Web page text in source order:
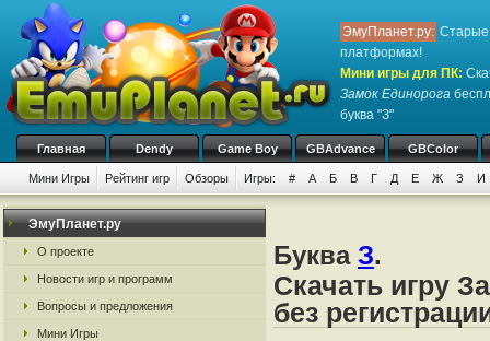
ЭмуПланет.ру: Старые
платформах!
Мини игры для ПК:
Замок Единорога
буква "З"
Главная Dendy Game Boy GBAdvance GBColor
Мини Игры Рейтинг игр Обзоры Игры: # А Б В Г Д Е Ж З И
ЭмуПланет.ру
О проекте
Новости игр и программ
Вопросы и предложения
Мини Игры
Буква З.
Скачать игру
без